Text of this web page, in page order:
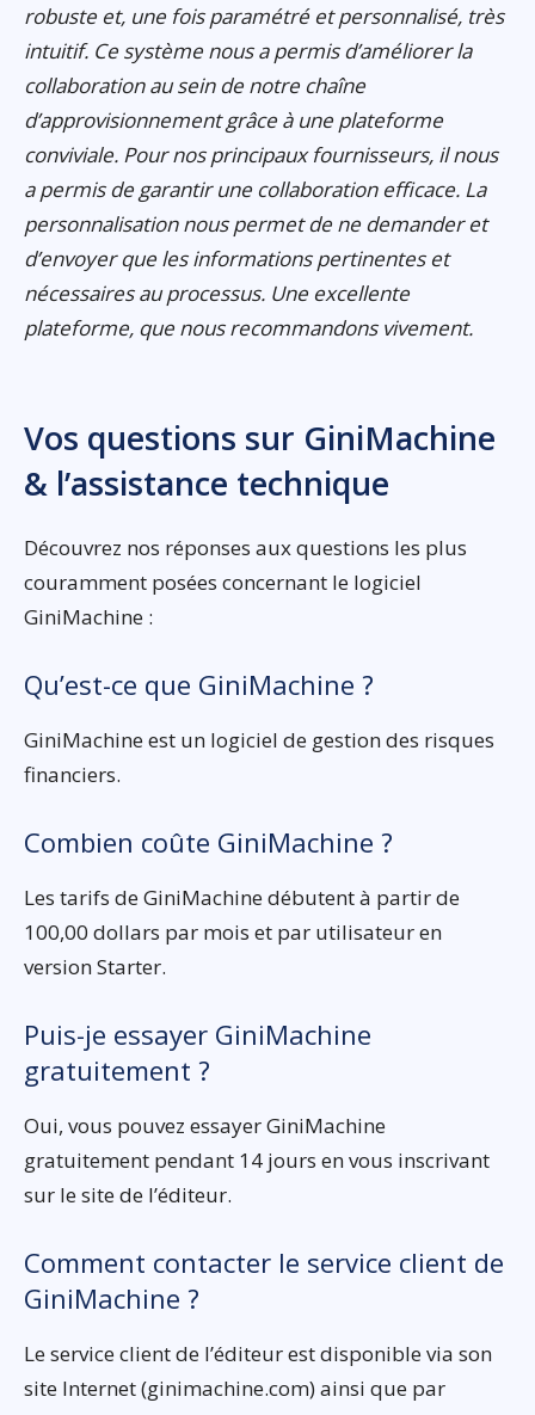
robuste et, une fois paramétré et personnalisé, très
intuitif. Ce système nous a permis d’améliorer la
collaboration au sein de notre chaîne
d’approvisionnement grâce à une plateforme
conviviale. Pour nos principaux fournisseurs, il nous
a permis de garantir une collaboration efficace. La
personnalisation nous permet de ne demander et
d’envoyer que les informations pertinentes et
nécessaires au processus. Une excellente
plateforme, que nous recommandons vivement.
Vos questions sur GiniMachine
& l’assistance technique
Découvrez nos réponses aux questions les plus
couramment posées concernant le logiciel
GiniMachine :
Qu’est-ce que GiniMachine ?
GiniMachine est un logiciel de gestion des risques
financiers.
Combien coûte GiniMachine ?
Les tarifs de GiniMachine débutent à partir de
100,00 dollars par mois et par utilisateur en
version Starter.
Puis-je essayer GiniMachine
gratuitement ?
Oui, vous pouvez essayer GiniMachine
gratuitement pendant 14 jours en vous inscrivant
sur le site de l’éditeur.
Comment contacter le service client de
GiniMachine ?
Le service client de l’éditeur est disponible via son
site Internet (ginimachine.com) ainsi que par